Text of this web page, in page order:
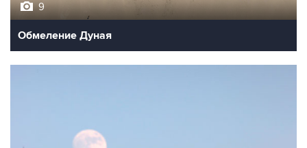
9
Обмеление Дуная